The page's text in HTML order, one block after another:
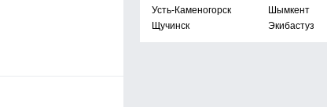
Усть-Каменогорск
Шымкент
Щучинск
Экибастуз